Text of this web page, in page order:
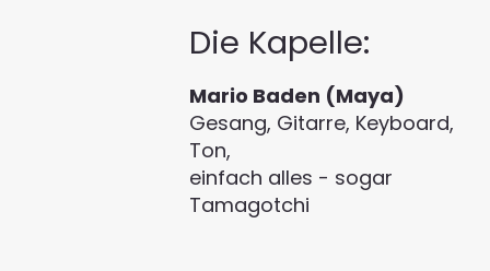
Die Kapelle:
Mario Baden (Maya)
Gesang, Gitarre, Keyboard,
Ton,
einfach alles - sogar
Tamagotchi